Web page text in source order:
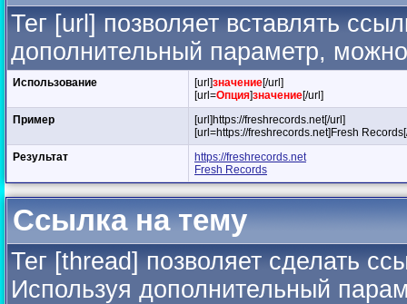
Тег [url] позволяет вставлять
дополнительный параметр,
Использование [url]значение[/url]
[url=Опция]значение[/url]
Пример
[url]https://freshrecords.net[/url]
[url=https://freshrecords.net]Fresh
Результат
https://freshrecords.net
Fresh Records
Ссылка на тему
Тег [thread] позволяет сделать
Используя дополнительный